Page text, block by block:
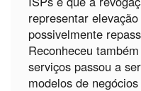
representar
possivelmente
Reconheceu
serviços passou a
modelos de